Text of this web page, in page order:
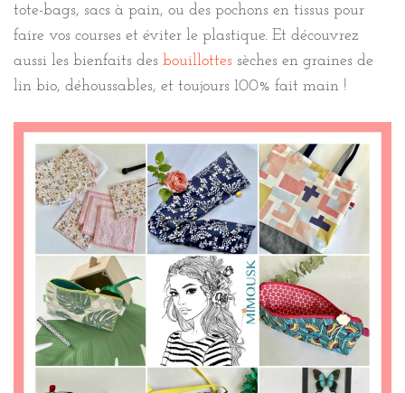
tote-bags, sacs à pain, ou des pochons en tissus pour
faire vos courses et éviter le plastique. Et découvrez
aussi les bienfaits des bouillottes sèches en graines de
lin bio, déhoussables, et toujours 100% fait main !